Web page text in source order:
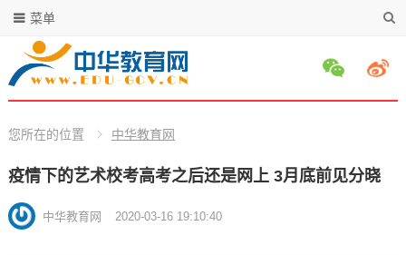
菜单
您所在的位置 中华教育网
疫情下的艺术校考高考之后还是网上 3月底前见分晓
中华教育网 2020-03-16 19:10:40